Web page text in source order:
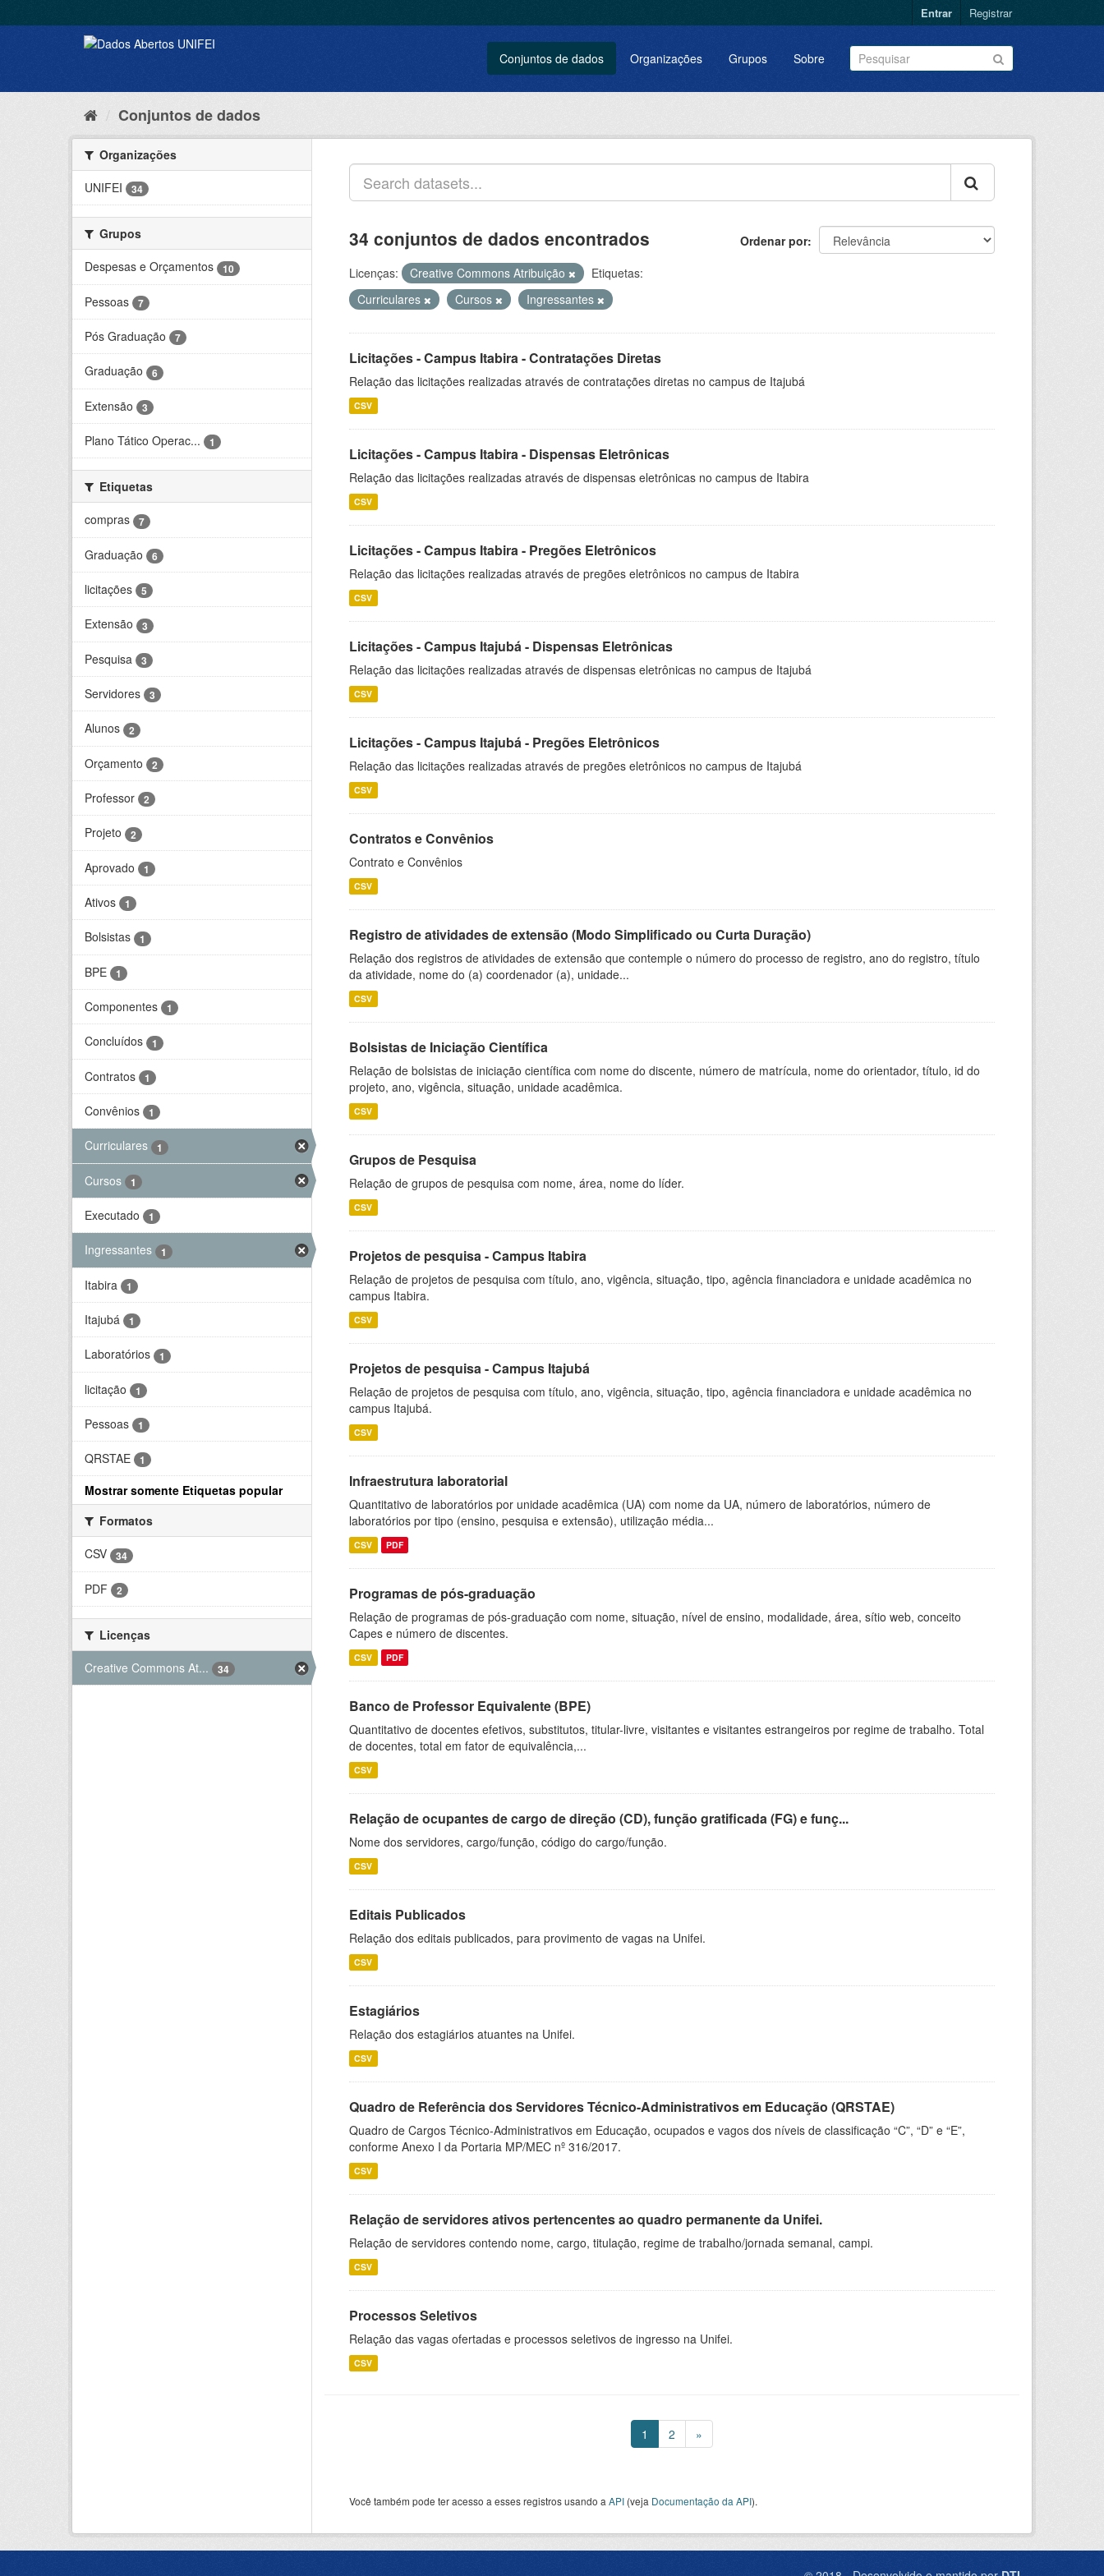
Entrar Registrar
Conjuntos de dados Organizações Grupos Sobre
Conjuntos de dados
Organizações
UNIFEI
34
Grupos
Despesas e Orçamentos
10
Pessoas 7
Pós Graduação 7
Graduação 6
Extensão 3
Plano Tático Operac... 1
Etiquetas
compras
7
Graduação 6
licitações 5
Extensão 3
Pesquisa 3
Servidores 3
Alunos 2
Orçamento 2
Professor 2
Projeto 2
Aprovado 1
Ativos 1
Bolsistas 1
BPE 1
Componentes 1
Concluídos 1
Contratos 1
Convênios 1
Curriculares 1
Cursos 1
Executado 1
Ingressantes 1
Itabira 1
Itajubá 1
Laboratórios 1
licitação 1
Pessoas 1
QRSTAE 1
Mostrar somente Etiquetas popular
Formatos
CSV
34
PDF 2
Licenças
Creative Commons At...
34
Ordenar por
34 conjuntos de dados encontrados
Licenças: Creative Commons Atribuição
Etiquetas:
Curriculares
Cursos Ingressantes
Licitações - Campus Itabira - Contratações Diretas
Relação das licitações realizadas através de contratações diretas no campus de Itajubá
CSV
Licitações - Campus Itabira - Dispensas Eletrônicas
Relação das licitações realizadas através de dispensas eletrônicas no campus de Itabira
CSV
Licitações - Campus Itabira - Pregões Eletrônicos
Relação das licitações realizadas através de pregões eletrônicos no campus de Itabira
CSV
Licitações - Campus Itajubá - Dispensas Eletrônicas
Relação das licitações realizadas através de dispensas eletrônicas no campus de Itajubá
CSV
Licitações - Campus Itajubá - Pregões Eletrônicos
Relação das licitações realizadas através de pregões eletrônicos no campus de Itajubá
CSV
Contratos e Convênios
Contrato e Convênios
CSV
Registro de atividades de extensão (Modo Simplificado ou Curta Duração)
Relação dos registros de atividades de extensão que contemple o número do processo de registro, ano do registro, título
da atividade, nome do (a) coordenador (a), unidade...
CSV
Bolsistas de Iniciação Científica
Relação de bolsistas de iniciação científica com nome do discente, número de matrícula, nome do orientador, título, id do
projeto, ano, vigência, situação, unidade acadêmica.
CSV
Grupos de Pesquisa
Relação de grupos de pesquisa com nome, área, nome do líder.
CSV
Projetos de pesquisa - Campus Itabira
Relação de projetos de pesquisa com título, ano, vigência, situação, tipo, agência financiadora e unidade acadêmica no
campus Itabira.
CSV
Projetos de pesquisa - Campus Itajubá
Relação de projetos de pesquisa com título, ano, vigência, situação, tipo, agência financiadora e unidade acadêmica no
campus Itajubá.
CSV
Infraestrutura laboratorial
Quantitativo de laboratórios por unidade acadêmica (UA) com nome da UA, número de laboratórios, número de
laboratórios por tipo (ensino, pesquisa e extensão), utilização média...
CSV PDF
Programas de pós-graduação
Relação de programas de pós-graduação com nome, situação, nível de ensino, modalidade, área, sítio web, conceito
Capes e número de discentes.
CSV PDF
Banco de Professor Equivalente (BPE)
Quantitativo de docentes efetivos, substitutos, titular-livre, visitantes e visitantes estrangeiros por regime de trabalho. Total
de docentes, total em fator de equivalência,...
CSV
Relação de ocupantes de cargo de direção (CD), função gratificada (FG) e funç...
Nome dos servidores, cargo/função, código do cargo/função.
CSV
Editais Publicados
Relação dos editais publicados, para provimento de vagas na Unifei.
CSV
Estagiários
Relação dos estagiários atuantes na Unifei.
CSV
Quadro de Referência dos Servidores Técnico-Administrativos em Educação (QRSTAE)
Quadro de Cargos Técnico-Administrativos em Educação, ocupados e vagos dos níveis de classificação “C”, “D” e “E”,
conforme Anexo I da Portaria MP/MEC nº 316/2017.
CSV
Relação de servidores ativos pertencentes ao quadro permanente da Unifei.
Relação de servidores contendo nome, cargo, titulação, regime de trabalho/jornada semanal, campi.
CSV
Processos Seletivos
Relação das vagas ofertadas e processos seletivos de ingresso na Unifei.
CSV
1 2 »
Você também pode ter acesso a esses registros usando a API (veja Documentação da API).